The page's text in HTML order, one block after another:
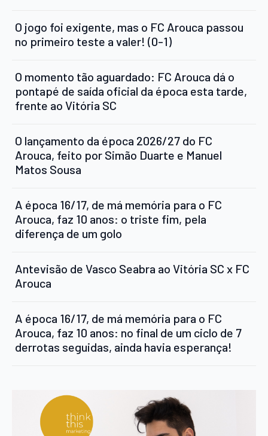
O jogo foi exigente, mas o FC Arouca passou
no primeiro teste a valer! (0-1)
O momento tão aguardado: FC Arouca dá o
pontapé de saída oficial da época esta tarde,
frente ao Vitória SC
O lançamento da época 2026/27 do FC
Arouca, feito por Simão Duarte e Manuel
Matos Sousa
A época 16/17, de má memória para o FC
Arouca, faz 10 anos: o triste fim, pela
diferença de um golo
Antevisão de Vasco Seabra ao Vitória SC x FC
Arouca
A época 16/17, de má memória para o FC
Arouca, faz 10 anos: no final de um ciclo de 7
derrotas seguidas, ainda havia esperança!